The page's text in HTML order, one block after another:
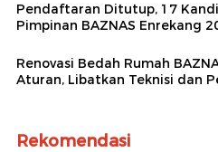
Pendaftaran Ditutup, 17
Pimpinan BAZNAS Enrekang
Renovasi Bedah Rumah
Aturan, Libatkan Teknisi dan
Rekomendasi